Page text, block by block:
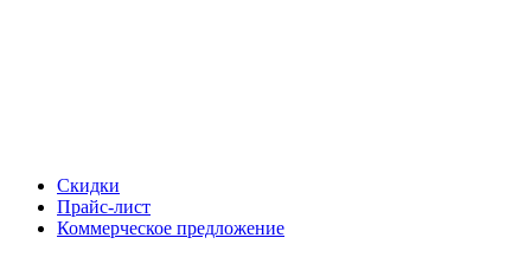
Скидки
Прайс-лист
Коммерческое предложение